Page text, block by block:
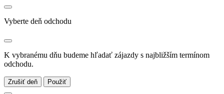
Vyberte deň odchodu
K vybranému dňu budeme hľadať zájazdy s najbližším termínom
odchodu.
Zrušiť deň Použiť